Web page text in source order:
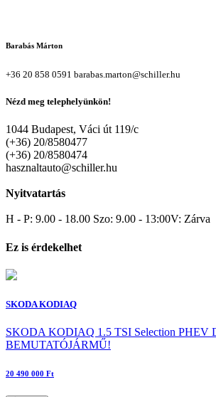
Barabás Márton
+36 20 858 0591 barabas.marton@schiller.hu
Nézd meg telephelyünkön!
1044 Budapest, Váci út 119/c
(+36) 20/8580477
(+36) 20/8580474
hasznaltauto@schiller.hu
Nyitvatartás
H - P: 9.00 - 18.00 Szo: 9.00 - 13:00V: Zárva
Ez is érdekelhet
SKODA KODIAQ
SKODA KODIAQ 1.5 TSI Selection PHEV
BEMUTATÓJÁRMŰ!
20 490 000 Ft